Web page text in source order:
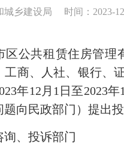
城乡建设局 时间：2023-
共租赁住房管理有
工商、人社、银行、
年12月1日至2023
题向民政部门）提出
、投诉部门